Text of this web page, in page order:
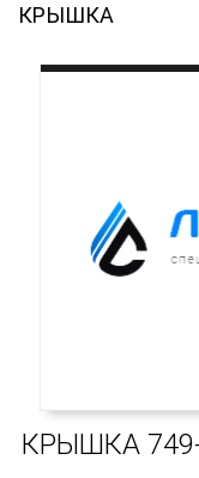
КРЫШКА
КРЫШКА